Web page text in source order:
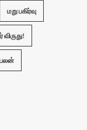
மறு பகிர்வு
பலன்